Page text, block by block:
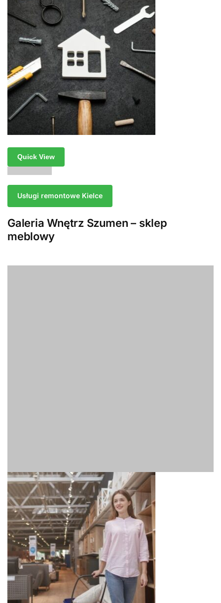
Quick View
Usługi remontowe Kielce
Galeria Wnętrz Szumen – sklep
meblowy